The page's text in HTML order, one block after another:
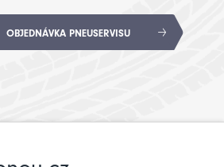
OBJEDNÁVKA PNEUSERVISU